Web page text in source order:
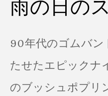
雨の日の
90年代のゴムバン
たせたエピックナ
のブッシュポプリ